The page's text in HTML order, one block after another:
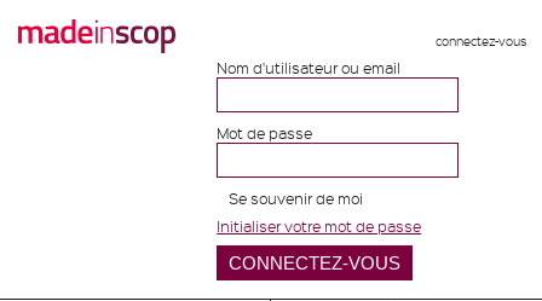
connectez-vous
Nom d'utilisateur ou email
Mot de passe
Se souvenir de moi
Initialiser votre mot de passe